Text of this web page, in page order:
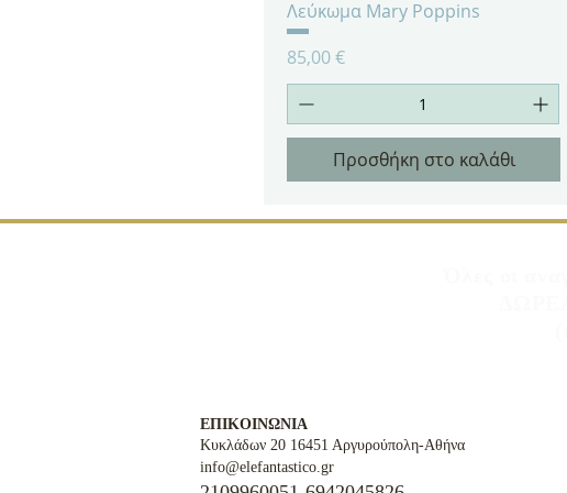
Γρήγορη προβολή
Λεύκωμα Mary Poppins
Τιμή
85,00 €
Προσθήκη στο καλάθι
ΕΠΙΚΟΙΝΩΝΙΑ
Κυκλάδων 20 16451 Αργυρούπολη-Αθήνα
info@elefantastico.gr